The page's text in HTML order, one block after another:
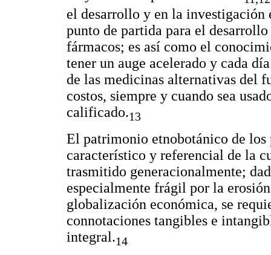
el desarrollo y en la
punto de partida para el
fármacos; es así como el
tener un auge acelerado y cada
de las medicinas alternativas del
costos, siempre y cuando sea
calificado.13
El patrimonio etnobotánico de los
característico y referencial de la
trasmitido generacionalmente;
especialmente frágil por la
globalización económica, se
connotaciones tangibles e
integral.14